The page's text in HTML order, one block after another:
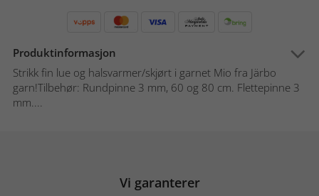
Produktinformasjon
Strikk fin lue og halsvarmer/skjørt i garnet Mio fra Järbo
garn!Tilbehør: Rundpinne 3 mm, 60 og 80 cm. Flettepinne 3
mm....
Vi garanterer